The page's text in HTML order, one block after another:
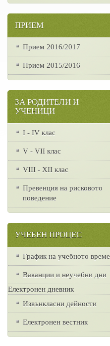
ПРИЕМ
Прием 2016/2017
Прием 2015/2016
ЗА РОДИТЕЛИ И
УЧЕНИЦИ
I - IV клас
V - VII клас
VІІІ - ХІІ клас
Превенция на рисковото
поведение
УЧЕБЕН ПРОЦЕС
График на учебното време
Ваканции и неучебни дни
Електронен дневник
Извънкласни дейности
Електронен вестник